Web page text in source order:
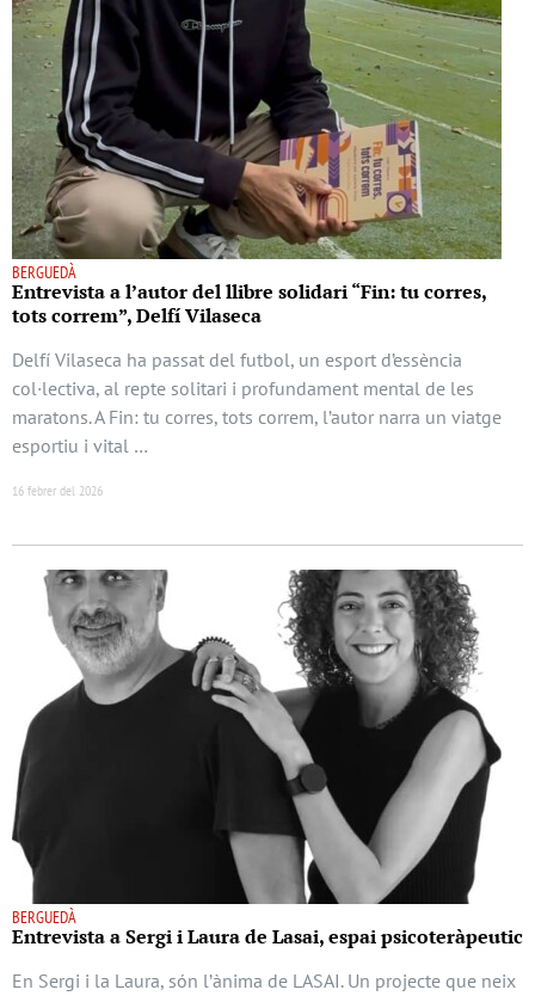
BERGUEDÀ
Entrevista a l’autor del llibre solidari “Fin: tu corres,
tots correm”, Delfí Vilaseca
Delfí Vilaseca ha passat del futbol, un esport d’essència
col·lectiva, al repte solitari i profundament mental de les
maratons. A Fin: tu corres, tots correm, l’autor narra un viatge
esportiu i vital …
16 febrer del 2026
BERGUEDÀ
Entrevista a Sergi i Laura de Lasai, espai psicoteràpeutic
En Sergi i la Laura, són l’ànima de LASAI. Un projecte que neix